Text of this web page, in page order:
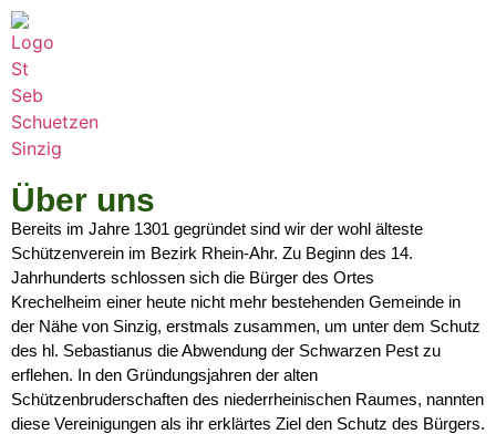
Über uns
Bereits im Jahre 1301 gegründet sind wir der wohl älteste
Schützenverein im Bezirk Rhein-Ahr. Zu Beginn des 14.
Jahrhunderts schlossen sich die Bürger des Ortes
Krechelheim einer heute nicht mehr bestehenden Gemeinde in
der Nähe von Sinzig, erstmals zusammen, um unter dem Schutz
des hl. Sebastianus die Abwendung der Schwarzen Pest zu
erflehen. In den Gründungsjahren der alten
Schützenbruderschaften des niederrheinischen Raumes, nannten
diese Vereinigungen als ihr erklärtes Ziel den Schutz des Bürgers.